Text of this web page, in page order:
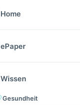
Home
ePaper
Wissen
Gesundheit